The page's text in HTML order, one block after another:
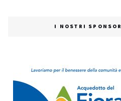
I NOSTRI SPONSOR